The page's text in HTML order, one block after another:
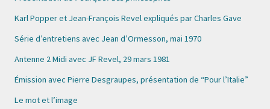
Karl Popper et Jean-François Revel expliqués par Charles Gave
Série d’entretiens avec Jean d’Ormesson, mai 1970
Antenne 2 Midi avec JF Revel, 29 mars 1981
Émission avec Pierre Desgraupes, présentation de “Pour l’Italie”
Le mot et l’image